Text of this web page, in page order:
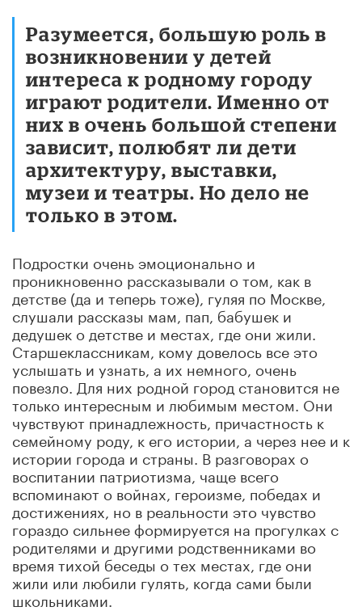
Разумеется, большую роль в
возникновении у детей
интереса к родному городу
играют родители. Именно от
них в очень большой степени
зависит, полюбят ли дети
архитектуру, выставки,
музеи и театры. Но дело не
только в этом.
Подростки очень эмоционально и
проникновенно рассказывали о том, как в
детстве (да и теперь тоже), гуляя по Москве,
слушали рассказы мам, пап, бабушек и
дедушек о детстве и местах, где они жили.
Старшеклассникам, кому довелось все это
услышать и узнать, а их немного, очень
повезло. Для них родной город становится не
только интересным и любимым местом. Они
чувствуют принадлежность, причастность к
семейному роду, к его истории, а через нее и к
истории города и страны. В разговорах о
воспитании патриотизма, чаще всего
вспоминают о войнах, героизме, победах и
достижениях, но в реальности это чувство
гораздо сильнее формируется на прогулках с
родителями и другими родственниками во
время тихой беседы о тех местах, где они
жили или любили гулять, когда сами были
школьниками.